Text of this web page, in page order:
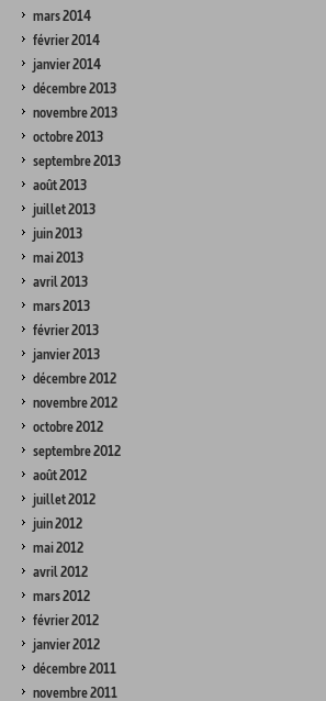
mars 2014
février 2014
janvier 2014
décembre 2013
novembre 2013
octobre 2013
septembre 2013
août 2013
juillet 2013
juin 2013
mai 2013
avril 2013
mars 2013
février 2013
janvier 2013
décembre 2012
novembre 2012
octobre 2012
septembre 2012
août 2012
juillet 2012
juin 2012
mai 2012
avril 2012
mars 2012
février 2012
janvier 2012
décembre 2011
novembre 2011